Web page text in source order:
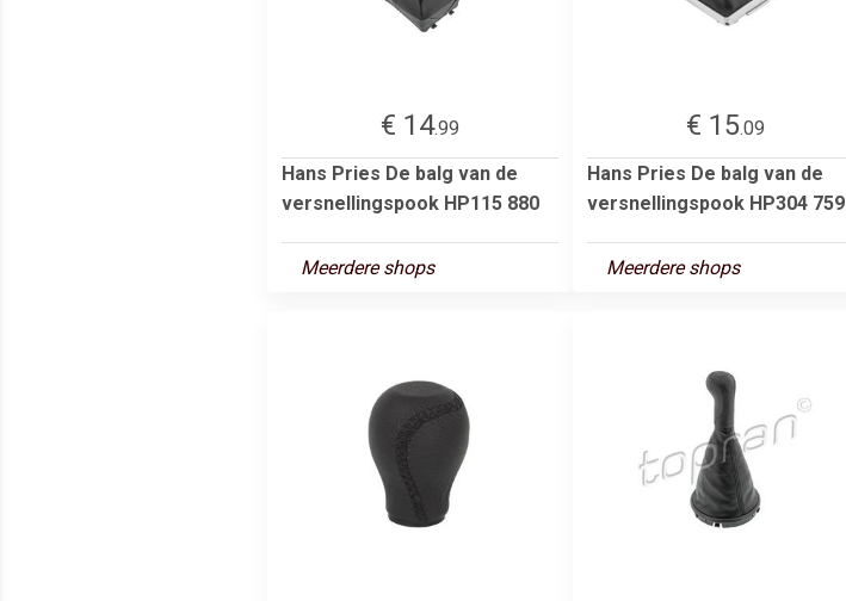
€ 14.99
Hans Pries De balg van de
versnellingspook HP115 880
Meerdere shops
€ 15.09
Hans Pries De balg van de
versnellingspook HP304 759
Meerdere shops